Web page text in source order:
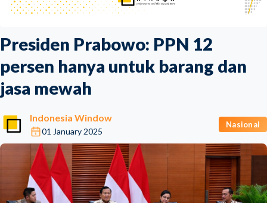
Presiden Prabowo: PPN 12
persen hanya untuk barang dan
jasa mewah
Indonesia Window
01 January 2025
Nasional